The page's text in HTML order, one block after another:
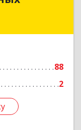
88
2
г, Победы